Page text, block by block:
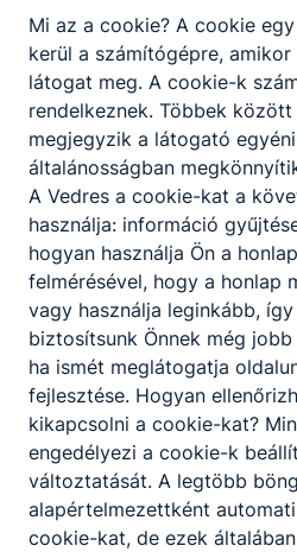
Kreatív
Grafika
Kérjük,
ával
Mi az a cookie? A cookie
kerül a számítógépre,
látogat meg. A cookie-k
rendelkeznek. Többek
megjegyzik a látogató
általánosságban
A Vedres a cookie-kat a
használja: információ
hogyan használja Ön a
felmérésével, hogy a honlap
vagy használja leginkább,
biztosítsunk Önnek még
ha ismét meglátogatja
fejlesztése. Hogyan
kikapcsolni a cookie-kat?
engedélyezi a cookie-k
változtatását. A legtöbb
alapértelmezettként
cookie-kat, de ezek